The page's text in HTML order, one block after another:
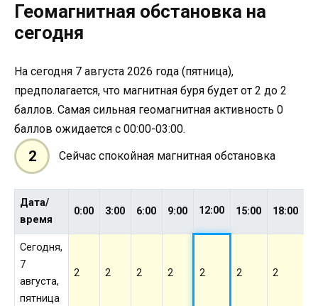
Геомагнитная обстановка на
сегодня
На сегодня 7 августа 2026 года (пятница),
предполагается, что магнитная буря будет от 2 до 2
баллов. Самая сильная геомагнитная активность 0
баллов ожидается с 00:00-03:00.
2 Сейчас спокойная магнитная обстановка
Дата/
время
0:00 3:00 6:00 9:00 12:00 15:00 18:00
Сегодня,
7
августа,
пятница
2 2 2 2 2 2 2